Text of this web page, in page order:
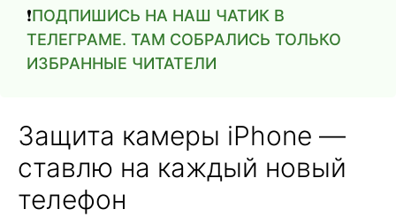
❗️ПОДПИШИСЬ НА НАШ ЧАТИК В
ТЕЛЕГРАМЕ. ТАМ СОБРАЛИСЬ ТОЛЬКО
ИЗБРАННЫЕ ЧИТАТЕЛИ
Защита камеры iPhone —
ставлю на каждый новый
телефон